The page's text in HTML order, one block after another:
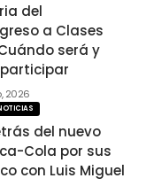
del
a Clases
será y
2026
del nuevo
Cola por sus
con Luis Miguel